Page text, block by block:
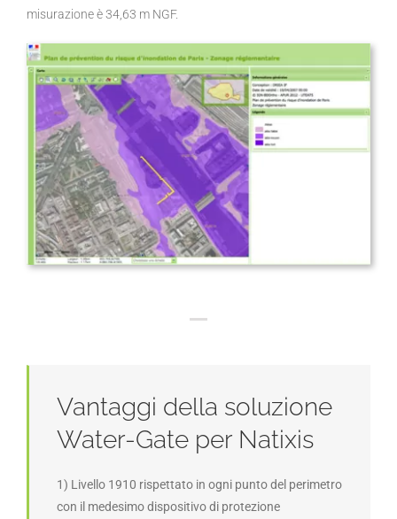
misurazione è 34,63 m NGF.
Vantaggi della soluzione
Water-Gate per Natixis
1) Livello 1910 rispettato in ogni punto del perimetro
con il medesimo dispositivo di protezione